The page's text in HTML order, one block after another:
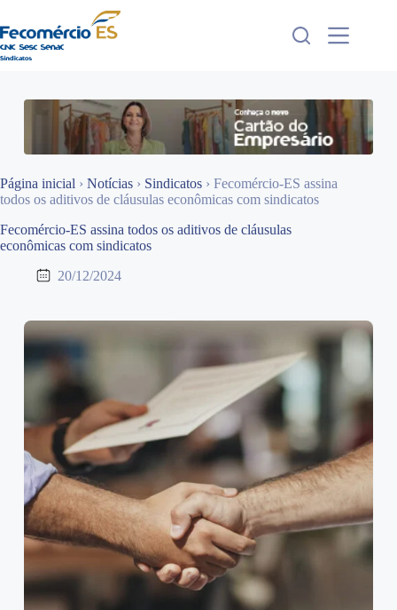
para
o
conteúdo
Página inicial › Notícias › Sindicatos › Fecomércio-ES assina
todos os aditivos de cláusulas econômicas com sindicatos
Fecomércio-ES assina todos os aditivos de cláusulas
econômicas com sindicatos
20/12/2024